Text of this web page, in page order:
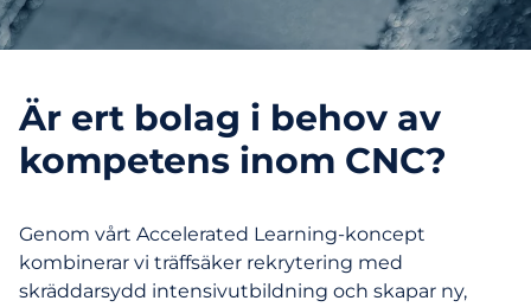
Genom vårt Accelerated Learning-koncept
kombinerar vi träffsäker rekrytering med
skräddarsydd intensivutbildning och skapar ny,
Är ert bolag i behov av
kompetens inom CNC?